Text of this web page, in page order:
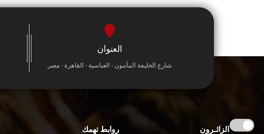
العنوان
شارع الخليفة المأمون - العباسية - القاهرة - مصر
الزائـرون روابط تهمك